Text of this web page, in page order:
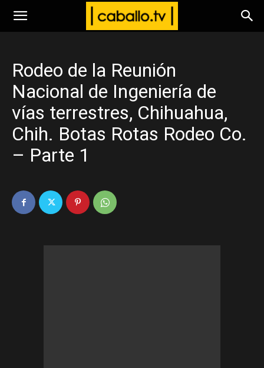
www.caballo.tv
Rodeo de la Reunión
Nacional de Ingeniería de
vías terrestres, Chihuahua,
Chih. Botas Rotas Rodeo Co.
– Parte 1